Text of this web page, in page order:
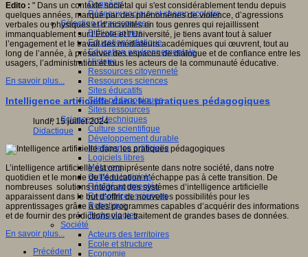
Données
Réseaux sociaux et champ scolaire
Sélection de ressources
Bibliographies
Education artistique
Education environnementale
Histoire
Ressources citoyenneté
Ressources sciences
Sites éducatifs
Sites pédagogiques
Sites ressources
Sciences et techniques
Culture scientifique
Développement durable
Intelligence artificielle
Logiciels libres
Métavers
Outils et logiciels
Réalité augmentée
Ressources sciences
Robotique
Technologies
Société
Acteurs des territoires
Ecole et structure
Economie
Edito : " Dans un contexte sociétal qui s'est considérablement tendu depuis
quelques années, marqué par des phénomènes de violence, d’agressions
verbales ou physiques et d’incivilités en tous genres qui rejaillissent
immanquablement sur l’École et l’Université, je tiens avant tout à saluer
l’engagement et le travail des médiateurs académiques qui œuvrent, tout au
long de l’année, à préserver des espaces de dialogue et de confiance entre les
usagers, l’administration et tous les acteurs de la communauté éducative.
En savoir plus...
Intelligence artificielle dans les pratiques pédagogiques
lundi, 15 juillet 2024
Didactique
L’intelligence artificielle est omniprésente dans notre société, dans notre
quotidien et le monde de l’éducation n’échappe pas à cette transition. De
nombreuses solutions intégrant des systèmes d’intelligence artificielle
apparaissent dans le but d’offrir de nouvelles possibilités pour les
apprentissages grâce à des programmes capables d’acquérir des informations
et de fournir des prédictions via le traitement de grandes bases de données.
En savoir plus...
Précédent